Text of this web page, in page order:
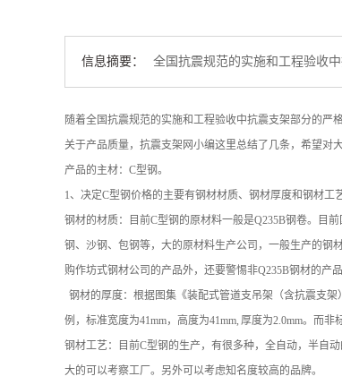
信息摘要： 全国抗震规范的实施和工程验收
随着全国抗震规范的实施和工程验收中抗震支架部分的严
关于产品质量，抗震支架网小编这里总结了几条，希望对大
产品的主材：C型钢。
1、决定C型钢价格的主要有钢材材质、钢材厚度和钢材工
钢材的材质：目前C型钢的原材料一般是Q235B钢卷。目
钢、沙钢、包钢等，大的原材料生产公司，一般生产的钢
购作坊式钢材公司的产品外，还要警惕非Q235B钢材的产品
钢材的厚度：根据图集《装配式管道支吊架（含抗震支架
例，标准宽度为41mm，高度为41mm, 厚度为2.0mm。而
钢材工艺：目前C型钢的生产，有很多种，全自动，半自
大的可以考察工厂。另外可以考虑知名度较高的品牌。